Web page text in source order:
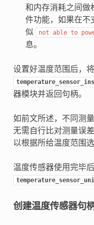
和内存消耗之间做
件功能，如果在不
似
not able to
息。
设置好温度范围后，
器模块并返回句柄。
如前文所述，不同测
无需自行比对测量误
以根据所给温度范围
温度传感器使用完毕
创建温度传感器句